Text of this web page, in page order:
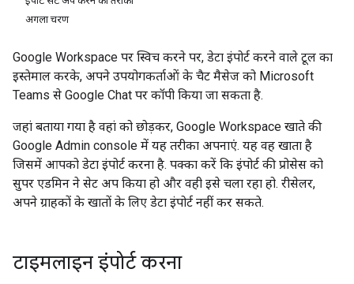
अगला चरण
Google Workspace पर स्विच करने पर, डेटा इंपोर्ट करने वाले टूल का
इस्तेमाल करके, अपने उपयोगकर्ताओं के चैट मैसेज को Microsoft
Teams से Google Chat पर कॉपी किया जा सकता है.
जहां बताया गया है वहां को छोड़कर, Google Workspace खाते की
Google Admin console में यह तरीका अपनाएं. यह वह खाता है
जिसमें आपको डेटा इंपोर्ट करना है. पक्का करें कि इंपोर्ट की प्रोसेस को
सुपर एडमिन ने सेट अप किया हो और वही इसे चला रहा हो. रीसेलर,
अपने ग्राहकों के खातों के लिए डेटा इंपोर्ट नहीं कर सकते.
टाइमलाइन इंपोर्ट करना